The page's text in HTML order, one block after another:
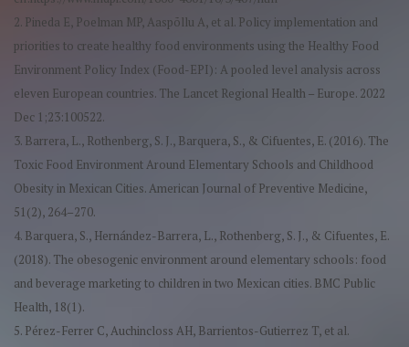
2. Pineda E, Poelman MP, Aaspõllu A, et al. Policy implementation and
priorities to create healthy food environments using the Healthy Food
Environment Policy Index (Food-EPI): A pooled level analysis across
eleven European countries. The Lancet Regional Health – Europe. 2022
Dec 1;23:100522.
3. Barrera, L., Rothenberg, S. J., Barquera, S., & Cifuentes, E. (2016). The
Toxic Food Environment Around Elementary Schools and Childhood
Obesity in Mexican Cities. American Journal of Preventive Medicine,
51(2), 264–270.
4. Barquera, S., Hernández-Barrera, L., Rothenberg, S. J., & Cifuentes, E.
(2018). The obesogenic environment around elementary schools: food
and beverage marketing to children in two Mexican cities. BMC Public
Health, 18(1).
5. Pérez-Ferrer C, Auchincloss AH, Barrientos-Gutierrez T, et al.